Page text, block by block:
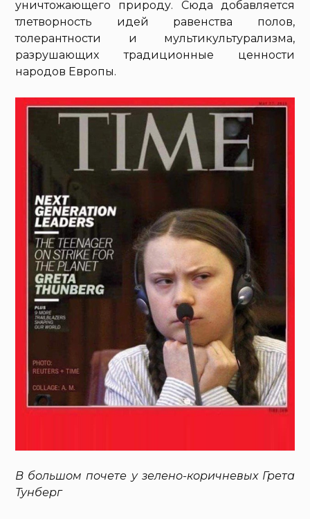
уничтожающего природу. Сюда добавляется
тлетворность идей равенства полов,
толерантности и мультикультурализма,
разрушающих традиционные ценности
народов Европы.
В большом почете у зелено-коричневых Грета
Тунберг